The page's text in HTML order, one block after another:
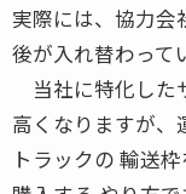
実際には、協力会
後が入れ替わって
当社に特化した
高くなりますが、
トラックの 輸送